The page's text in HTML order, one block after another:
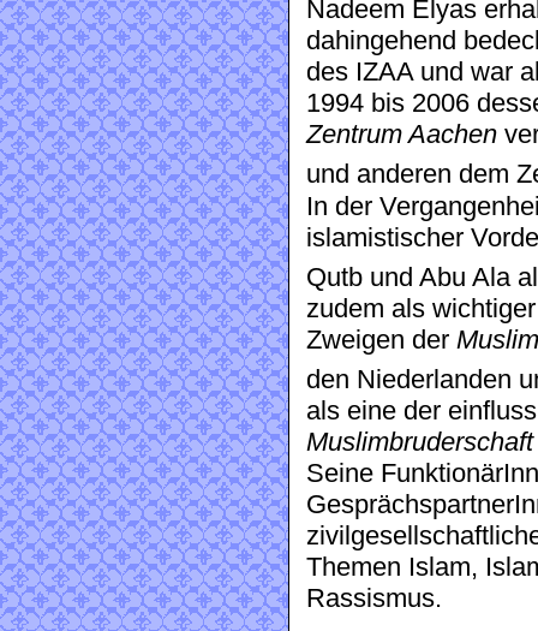
Nadeem Elyas
dahingehend
des IZAA und war
1994 bis 2006
Zentrum Aachen
und anderen dem
In der
islamistischer
Qutb und Abu Ala
zudem als
Zweigen der
den Niederlanden
als eine der
Muslimbruderschaft
Seine
Themen Islam,
Rassismus.